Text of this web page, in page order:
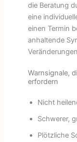
die Beratung
eine
einen Termin
anhaltende
Warnsignale,
erfordern
Nicht
Schwerer,
Plötzliche